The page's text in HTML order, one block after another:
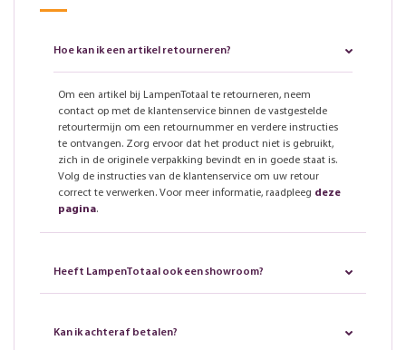
Hoe kan ik een artikel retourneren?
Om een artikel bij LampenTotaal te retourneren, neem
contact op met de klantenservice binnen de vastgestelde
retourtermijn om een retournummer en verdere instructies
te ontvangen. Zorg ervoor dat het product niet is gebruikt,
zich in de originele verpakking bevindt en in goede staat is.
Volg de instructies van de klantenservice om uw retour
correct te verwerken. Voor meer informatie, raadpleeg deze
pagina.
Heeft LampenTotaal ook een showroom?
Kan ik achteraf betalen?